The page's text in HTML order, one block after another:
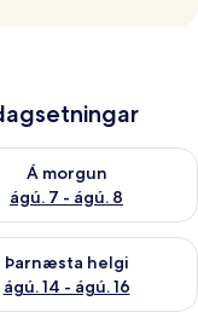
Á morgun
ágú. 7 - ágú. 8
á morgun
9
Þarnæsta helgi
ágú. 14 - ágú. 16
þarnæstu